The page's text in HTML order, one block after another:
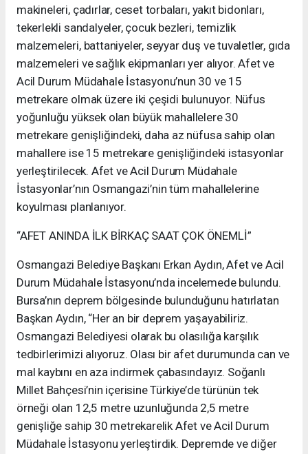
makineleri, çadırlar, ceset torbaları, yakıt bidonları,
tekerlekli sandalyeler, çocuk bezleri, temizlik
malzemeleri, battaniyeler, seyyar duş ve tuvaletler, gıda
malzemeleri ve sağlık ekipmanları yer alıyor. Afet ve
Acil Durum Müdahale İstasyonu’nun 30 ve 15
metrekare olmak üzere iki çeşidi bulunuyor. Nüfus
yoğunluğu yüksek olan büyük mahallelere 30
metrekare genişliğindeki, daha az nüfusa sahip olan
mahallere ise 15 metrekare genişliğindeki istasyonlar
yerleştirilecek. Afet ve Acil Durum Müdahale
İstasyonlar’nın Osmangazi’nin tüm mahallelerine
koyulması planlanıyor.
“AFET ANINDA İLK BİRKAÇ SAAT ÇOK ÖNEMLİ”
Osmangazi Belediye Başkanı Erkan Aydın, Afet ve Acil
Durum Müdahale İstasyonu’nda incelemede bulundu.
Bursa’nın deprem bölgesinde bulunduğunu hatırlatan
Başkan Aydın, “Her an bir deprem yaşayabiliriz.
Osmangazi Belediyesi olarak bu olasılığa karşılık
tedbirlerimizi alıyoruz. Olası bir afet durumunda can ve
mal kaybını en aza indirmek çabasındayız. Soğanlı
Millet Bahçesi’nin içerisine Türkiye’de türünün tek
örneği olan 12,5 metre uzunluğunda 2,5 metre
genişliğe sahip 30 metrekarelik Afet ve Acil Durum
Müdahale İstasyonu yerleştirdik. Depremde ve diğer